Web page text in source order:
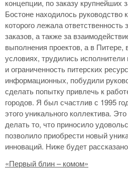
концепции, по заказу крупнейших
Бостоне находилось руководство
которого лежала
заказов, а также за
выполнения проектов, а в Питере,
условиях, трудились
и ограниченность питерских
информационных, побудили
сделать попытку привлечь к
городов. Я был счастлив с 1995
этого уникального коллектива.
делать то, что приносило
позволило приобрести новый
инноваций. Ниже будет
«Первый блин – комом»